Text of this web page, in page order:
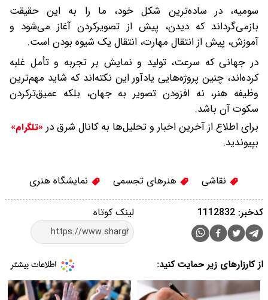
سومیه، در ساده‌ترین شکل خود، ما را به این حقیقت
بازمی‌گرداند که دیدن، پیش از تصویرکردن آغاز می‌شود و
آموزش، پیش از انتقال مهارت، انتقال یک شیوه بودن است.
در جهانی که سرعت، تولید و نمایش بر تجربه و تأمل غلبه
کرده‌اند، چنین پروژه‌هایی یادآور این نکته‌اند که شاید مهم‌ترین
وظیفه هنر، نه افزودن تصویر به جهان، بلکه عمیق‌ترکردن
سکوت آن باشد.
برای اطلاع از آخرین اخبار و تحلیل‌ها به کانال شرق در «تلگرام»
بپیوندید.
نقاشی هنرهای تجسمی نمایشگاه هنری
لینک کوتاه کدخبر: 1112832
از کارزارهای زیر حمایت کنید: